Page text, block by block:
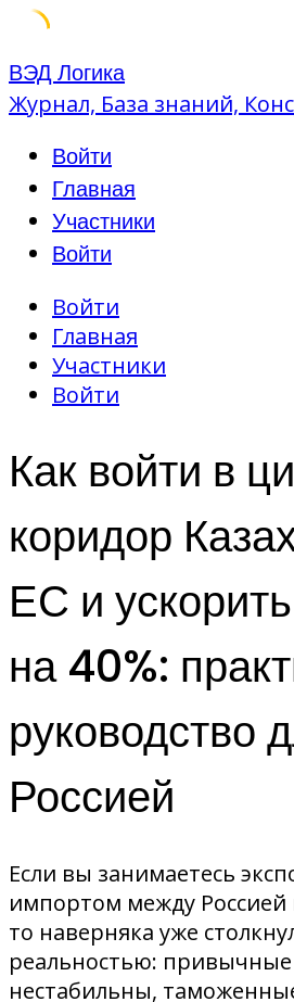
Skip
to
ВЭД Логика
Журнал, База знаний,
Войти
Главная
Участники
Войти
Войти
Главная
Участники
Войти
Как войти в
коридор
ЕС и
на 40%:
руководство
Россией
Если вы занимаетесь
импортом между Россией
то наверняка уже
реальностью:
нестабильны,